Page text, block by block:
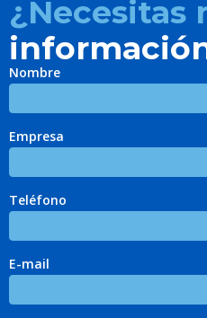
¿Necesitas
Nombre
Empresa
Teléfono
E-mail